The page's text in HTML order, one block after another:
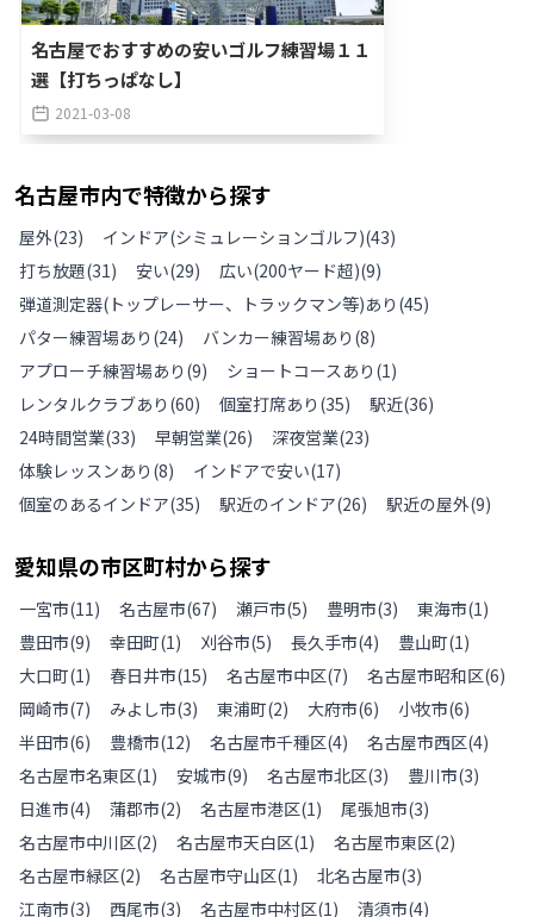
名古屋でおすすめの安いゴルフ練習場１１
選【打ちっぱなし】
2021-03-08
名古屋市内で特徴から探す
屋外(23) インドア(シミュレーションゴルフ)(43)
打ち放題(31) 安い(29) 広い(200ヤード超)(9)
弾道測定器(トップレーサー、トラックマン等)あり (45)
パター練習場あり (24) バンカー練習場あり (8)
アプローチ練習場あり (9) ショートコースあり (1)
レンタルクラブあり (60) 個室打席あり (35) 駅近(36)
24時間営業(33) 早朝営業(26) 深夜営業(23)
体験レッスンあり (8) インドアで安い(17)
個室のあるインドア(35) 駅近のインドア(26) 駅近の屋外(9)
愛知県の市区町村から探す
一宮市(11) 名古屋市(67) 瀬戸市(5) 豊明市(3) 東海市(1)
豊田市(9) 幸田町(1) 刈谷市(5) 長久手市(4) 豊山町(1)
大口町(1) 春日井市(15) 名古屋市中区(7) 名古屋市昭和区(6)
岡崎市(7) みよし市(3) 東浦町(2) 大府市(6) 小牧市(6)
半田市(6) 豊橋市(12) 名古屋市千種区(4) 名古屋市西区(4)
名古屋市名東区(1) 安城市(9) 名古屋市北区(3) 豊川市(3)
日進市(4) 蒲郡市(2) 名古屋市港区(1) 尾張旭市(3)
名古屋市中川区(2) 名古屋市天白区(1) 名古屋市東区(2)
名古屋市緑区(2) 名古屋市守山区(1) 北名古屋市(3)
江南市(3) 西尾市(3) 名古屋市中村区(1) 清須市(4)